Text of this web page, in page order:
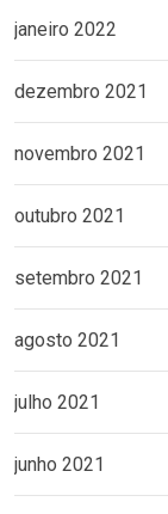
janeiro 2022
dezembro 2021
novembro 2021
outubro 2021
setembro 2021
agosto 2021
julho 2021
junho 2021